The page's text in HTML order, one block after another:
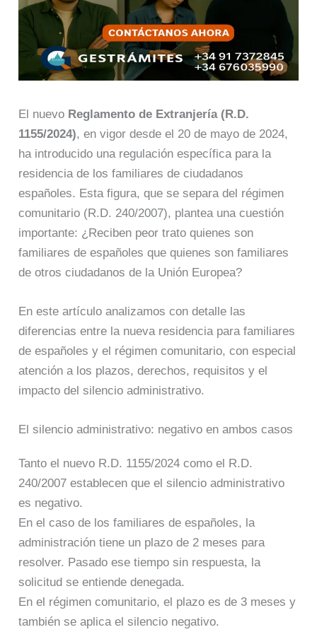
El nuevo Reglamento de Extranjería (R.D.
1155/2024), en vigor desde el 20 de mayo de 2024,
ha introducido una regulación específica para la
residencia de los familiares de ciudadanos
españoles. Esta figura, que se separa del régimen
comunitario (R.D. 240/2007), plantea una cuestión
importante: ¿Reciben peor trato quienes son
familiares de españoles que quienes son familiares
de otros ciudadanos de la Unión Europea?
En este artículo analizamos con detalle las
diferencias entre la nueva residencia para familiares
de españoles y el régimen comunitario, con especial
atención a los plazos, derechos, requisitos y el
impacto del silencio administrativo.
El silencio administrativo: negativo en ambos casos
Tanto el nuevo R.D. 1155/2024 como el R.D.
240/2007 establecen que el silencio administrativo
es negativo.
En el caso de los familiares de españoles, la
administración tiene un plazo de 2 meses para
resolver. Pasado ese tiempo sin respuesta, la
solicitud se entiende denegada.
En el régimen comunitario, el plazo es de 3 meses y
también se aplica el silencio negativo.